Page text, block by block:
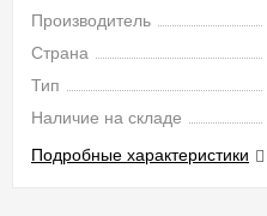
Производитель
Страна
Тип
Наличие на складе
Подробные характеристики